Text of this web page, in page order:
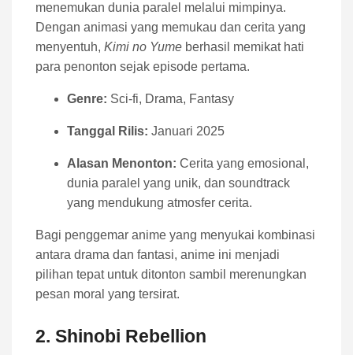
menemukan dunia paralel melalui mimpinya.
Dengan animasi yang memukau dan cerita yang
menyentuh, Kimi no Yume berhasil memikat hati
para penonton sejak episode pertama.
Genre: Sci-fi, Drama, Fantasy
Tanggal Rilis: Januari 2025
Alasan Menonton: Cerita yang emosional,
dunia paralel yang unik, dan soundtrack
yang mendukung atmosfer cerita.
Bagi penggemar anime yang menyukai kombinasi
antara drama dan fantasi, anime ini menjadi
pilihan tepat untuk ditonton sambil merenungkan
pesan moral yang tersirat.
2. Shinobi Rebellion